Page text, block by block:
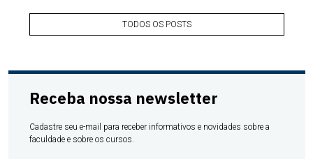
TODOS OS POSTS
Receba nossa newsletter
Cadastre seu e-mail para receber informativos e novidades sobre a
faculdade e sobre os cursos.